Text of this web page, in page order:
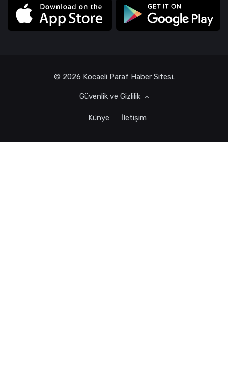
© 2026 Kocaeli Paraf Haber Sitesi.
Güvenlik ve Gizlilik
Künye İletişim